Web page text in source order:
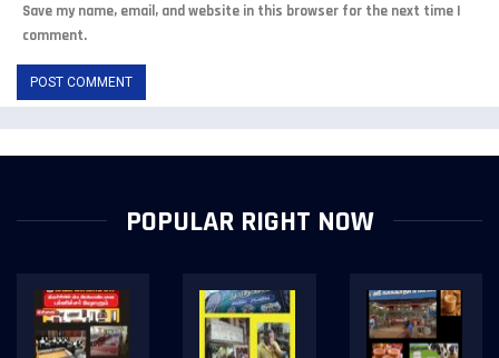
Save my name, email, and website in this browser for the next time I
comment.
POPULAR RIGHT NOW